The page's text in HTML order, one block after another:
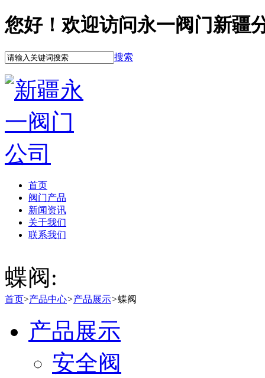
您好！欢迎访问永一阀门新疆
搜索
首页
阀门产品
新闻资讯
关于我们
联系我们
蝶阀:
首页>产品中心>产品展示>蝶阀
产品展示
安全阀